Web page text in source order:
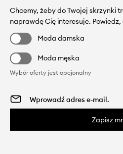
Chcemy, żeby do Twojej skrzynki
naprawdę Cię interesuje. Powiedz,
Moda damska
Moda męska
Wybór oferty jest opcjonalny
Zapisz